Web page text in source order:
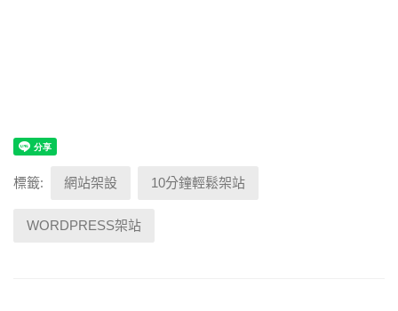
標籤: 網站架設 10分鐘輕鬆架站
WORDPRESS架站